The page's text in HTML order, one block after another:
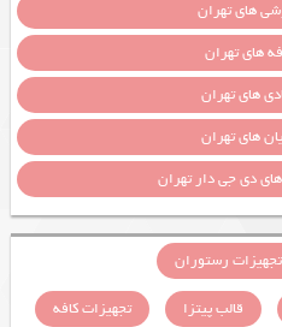
های تهران
های تهران
های تهران
های تهران
دی جی دار تهران
تجهیزات رستوران
قالب پیتزا
تجهیزات کافه